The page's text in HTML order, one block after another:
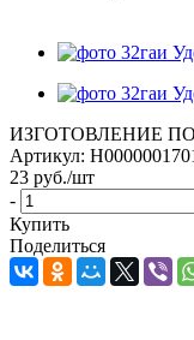
ИЗГОТОВЛЕНИЕ
Артикул:
23 руб./шт
-
Купить
Поделиться